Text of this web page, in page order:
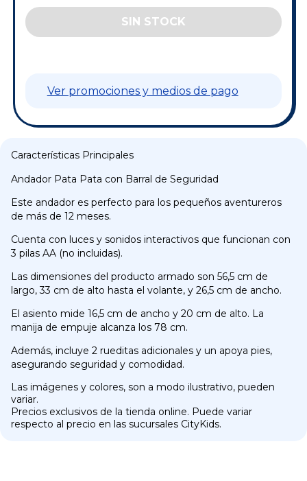
Ver promociones y medios de pago
Características Principales
Andador Pata Pata con Barral de Seguridad
Este andador es perfecto para los pequeños aventureros
de más de 12 meses.
Cuenta con luces y sonidos interactivos que funcionan con
3 pilas AA (no incluidas).
Las dimensiones del producto armado son 56,5 cm de
largo, 33 cm de alto hasta el volante, y 26,5 cm de ancho.
El asiento mide 16,5 cm de ancho y 20 cm de alto. La
manija de empuje alcanza los 78 cm.
Además, incluye 2 rueditas adicionales y un apoya pies,
asegurando seguridad y comodidad.
Las imágenes y colores, son a modo ilustrativo, pueden
variar.
Precios exclusivos de la tienda online. Puede variar
respecto al precio en las sucursales CityKids.